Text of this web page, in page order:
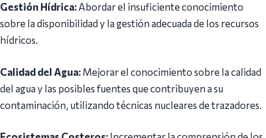
Gestión Hídrica: Abordar el insuficiente conocimiento
sobre la disponibilidad y la gestión adecuada de los recursos
hídricos.
Calidad del Agua: Mejorar el conocimiento sobre la calidad
del agua y las posibles fuentes que contribuyen a su
contaminación, utilizando técnicas nucleares de trazadores.